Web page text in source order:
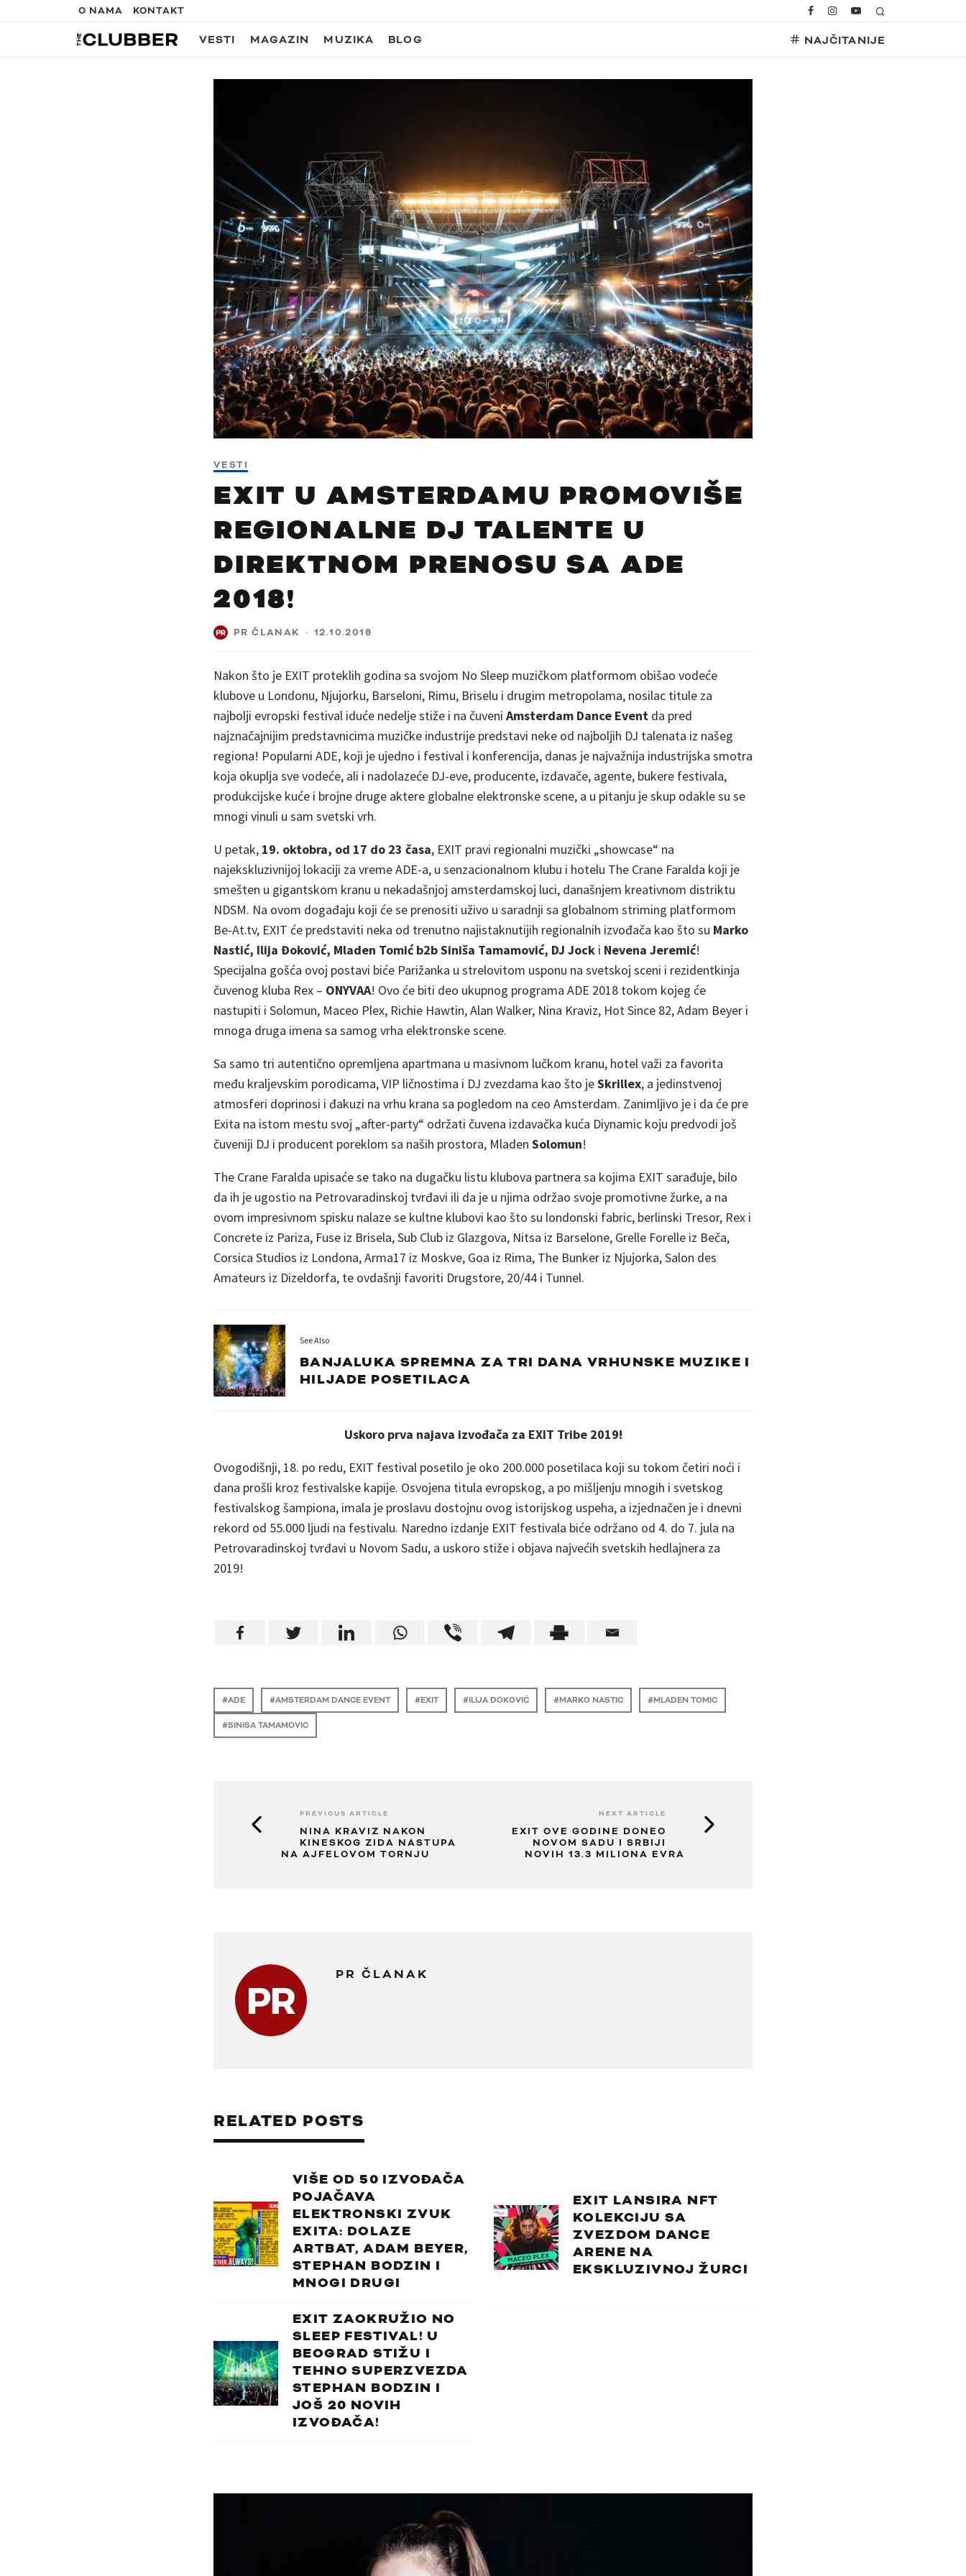
O NAMA KONTAKT
VESTI MAGAZIN MUZIKA BLOG NAJČITANIJE
VESTI
EXIT U AMSTERDAMU PROMOVIŠE
REGIONALNE DJ TALENTE U
DIREKTNOM PRENOSU SA ADE
2018!
PR ČLANAK · 12.10.2018
Nakon što je EXIT proteklih godina sa svojom No Sleep muzičkom platformom obišao vodeće
klubove u Londonu, Njujorku, Barseloni, Rimu, Briselu i drugim metropolama, nosilac titule za
najbolji evropski festival iduće nedelje stiže i na čuveni Amsterdam Dance Event da pred
najznačajnijim predstavnicima muzičke industrije predstavi neke od najboljih DJ talenata iz našeg
regiona! Popularni ADE, koji je ujedno i festival i konferencija, danas je najvažnija industrijska smotra
koja okuplja sve vodeće, ali i nadolazeće DJ-eve, producente, izdavače, agente, bukere festivala,
produkcijske kuće i brojne druge aktere globalne elektronske scene, a u pitanju je skup odakle su se
mnogi vinuli u sam svetski vrh.
U petak, 19. oktobra, od 17 do 23 časa, EXIT pravi regionalni muzički „showcase“ na
najekskluzivnijoj lokaciji za vreme ADE-a, u senzacionalnom klubu i hotelu The Crane Faralda koji je
smešten u gigantskom kranu u nekadašnjoj amsterdamskoj luci, današnjem kreativnom distriktu
NDSM. Na ovom događaju koji će se prenositi uživo u saradnji sa globalnom striming platformom
Be-At.tv, EXIT će predstaviti neka od trenutno najistaknutijih regionalnih izvođača kao što su Marko
Nastić, Ilija Đoković, Mladen Tomić b2b Siniša Tamamović, DJ Jock i Nevena Jeremić!
Specijalna gošća ovoj postavi biće Parižanka u strelovitom usponu na svetskoj sceni i rezidentkinja
čuvenog kluba Rex – ONYVAA! Ovo će biti deo ukupnog programa ADE 2018 tokom kojeg će
nastupiti i Solomun, Maceo Plex, Richie Hawtin, Alan Walker, Nina Kraviz, Hot Since 82, Adam Beyer i
mnoga druga imena sa samog vrha elektronske scene.
Sa samo tri autentično opremljena apartmana u masivnom lučkom kranu, hotel važi za favorita
među kraljevskim porodicama, VIP ličnostima i DJ zvezdama kao što jeSkrillex, a jedinstvenoj
atmosferi doprinosi i đakuzi na vrhu krana sa pogledom na ceo Amsterdam. Zanimljivo je i da će pre
Exita na istom mestu svoj „after-party“ održati čuvena izdavačka kuća Diynamic koju predvodi još
čuveniji DJ i producent poreklom sa naših prostora, Mladen Solomun!
The Crane Faralda upisaće se tako na dugačku listu klubova partnera sa kojima EXIT sarađuje, bilo
da ih je ugostio na Petrovaradinskoj tvrđavi ili da je u njima održao svoje promotivne žurke, a na
ovom impresivnom spisku nalaze se kultne klubovi kao što su londonski fabric, berlinski Tresor, Rex i
Concrete iz Pariza, Fuse iz Brisela, Sub Club iz Glazgova, Nitsa iz Barselone, Grelle Forelle iz Beča,
Corsica Studios iz Londona, Arma17 iz Moskve, Goa iz Rima, The Bunker iz Njujorka, Salon des
Amateurs iz Dizeldorfa, te ovdašnji favoriti Drugstore, 20/44 i Tunnel.
See Also
BANJALUKA SPREMNA ZA TRI DANA VRHUNSKE MUZIKE I
HILJADE POSETILACA
Uskoro prva najava izvođača za EXIT Tribe 2019!
Ovogodišnji, 18. po redu, EXIT festival posetilo je oko 200.000 posetilaca koji su tokom četiri noći i
dana prošli kroz festivalske kapije. Osvojena titula evropskog, a po mišljenju mnogih i svetskog
festivalskog šampiona, imala je proslavu dostojnu ovog istorijskog uspeha, a izjednačen je i dnevni
rekord od 55.000 ljudi na festivalu. Naredno izdanje EXIT festivala biće održano od 4. do 7. jula na
Petrovaradinskoj tvrđavi u Novom Sadu, a uskoro stiže i objava najvećih svetskih hedlajnera za
2019!
ADE AMSTERDAM DANCE EVENT EXIT ILIJA ĐOKOVIĆ MARKO NASTIC MLADEN TOMIC
SINISA TAMAMOVIC
PREVIOUS ARTICLE
NINA KRAVIZ NAKON
KINESKOG ZIDA NASTUPA
NA AJFELOVOM TORNJU
NEXT ARTICLE
EXIT OVE GODINE DONEO
NOVOM SADU I SRBIJI
NOVIH 13.3 MILIONA EVRA
PR ČLANAK
RELATED POSTS
VIŠE OD 50 IZVOĐAČA
POJAČAVA
ELEKTRONSKI ZVUK
EXITA: DOLAZE
ARTBAT, ADAM BEYER,
STEPHAN BODZIN I
MNOGI DRUGI
EXIT LANSIRA NFT
KOLEKCIJU SA
ZVEZDOM DANCE
ARENE NA
EKSKLUZIVNOJ ŽURCI
EXIT ZAOKRUŽIO NO
SLEEP FESTIVAL! U
BEOGRAD STIŽU I
TEHNO SUPERZVEZDA
STEPHAN BODZIN I
JOŠ 20 NOVIH
IZVOĐAČA!